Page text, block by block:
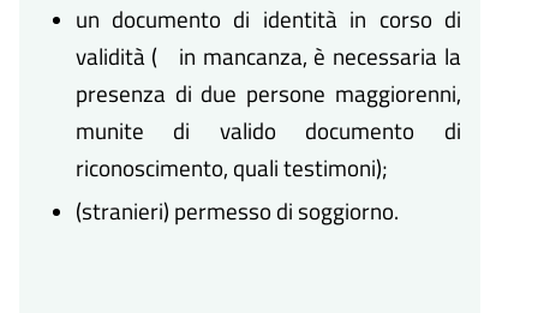
un documento di identità in corso di
validità ( in mancanza, è necessaria la
presenza di due persone maggiorenni,
munite di valido documento di
riconoscimento, quali testimoni);
(stranieri) permesso di soggiorno.